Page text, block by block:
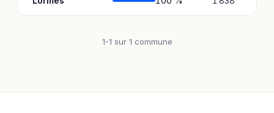
1-1 sur 1 commune